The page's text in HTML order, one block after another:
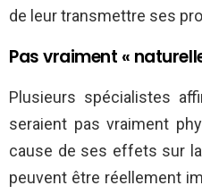
de leur transmettre ses
Pas vraiment «
Plusieurs spécialistes
seraient pas vraiment
cause de ses effets sur
peuvent être réellement